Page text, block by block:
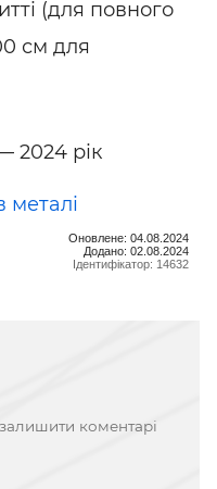
(для повного
см для
2024 рік
металі
Оновлене: 04.08.2024
Додано: 02.08.2024
Ідентифікатор: 14632
коментарі